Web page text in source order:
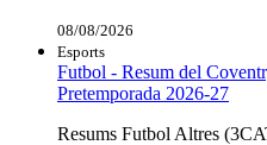
08/08/2026
Esports
Futbol - Resum del
Pretemporada 2026-27
Resums Futbol Altres